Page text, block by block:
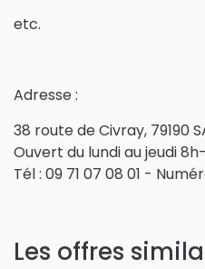
etc.
Adresse :
38 route de Civray, 79190
Ouvert du lundi au jeudi
Tél : 09 71 07 08 01 -
Les offres